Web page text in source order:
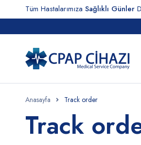
Tüm Hastalarımıza Sağlıklı Günler
Anasayfa Track order
Track